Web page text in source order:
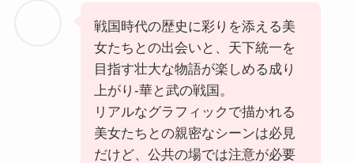
戦国時代の歴史に彩りを添える美
女たちとの出会いと、天下統一を
目指す壮大な物語が楽しめる成り
上がり-華と武の戦国。
リアルなグラフィックで描かれる
美女たちとの親密なシーンは必見
だけど、公共の場では注意が必要